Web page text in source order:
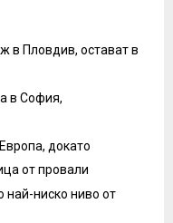
в Пловдив, остават в
в София,
докато
от провали
най-ниско ниво от